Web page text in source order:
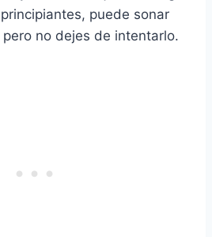
puede sonar
no dejes de intentarlo.